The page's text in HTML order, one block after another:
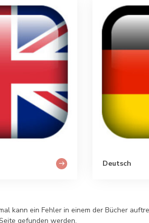
Deutsch
kann ein Fehler in einem der Bücher
gefunden werden.